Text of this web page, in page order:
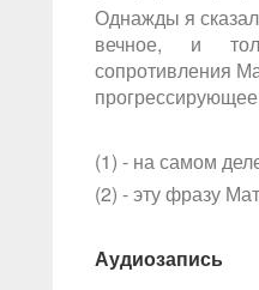
Однажды я
вечное, и
сопротивления
(1) - на самом
(2) - эту фразу
Аудиозапись